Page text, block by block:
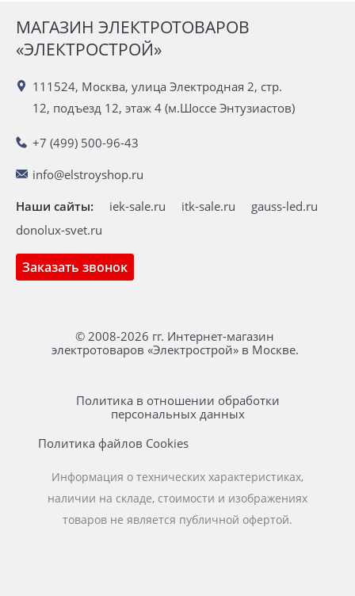
МАГАЗИН ЭЛЕКТРОТОВАРОВ
«ЭЛЕКТРОСТРОЙ»
111524, Москва, улица Электродная 2, стр.
12, подъезд 12, этаж 4 (м.Шоссе Энтузиастов)
+7 (499) 500-96-43
info@elstroyshop.ru
Заказать звонок
Наши сайты: iek-sale.ru itk-sale.ru
gauss-led.ru
donolux-svet.ru
© 2008-2026 гг. Интернет-магазин
электротоваров «Электрострой» в Москве.
Политика в отношении обработки
персональных данных
Политика файлов Cookies
Информация о технических характеристиках,
наличии на складе, стоимости и изображениях
товаров не является публичной офертой.